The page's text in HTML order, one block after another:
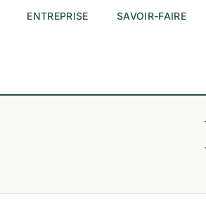
ENTREPRISE SAVOIR-FAIRE